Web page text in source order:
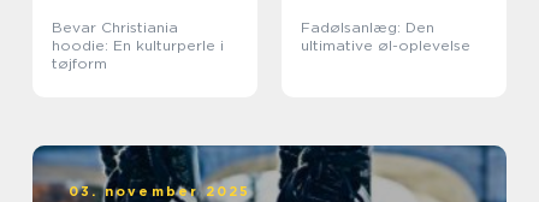
Bevar Christiania
hoodie: En kulturperle i
tøjform
Fadølsanlæg: Den
ultimative øl-oplevelse
03. november 2025